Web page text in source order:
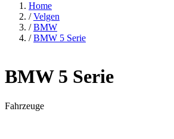
Home
/ Velgen
/ BMW
/ BMW 5 Serie
BMW 5 Serie
Fahrzeuge